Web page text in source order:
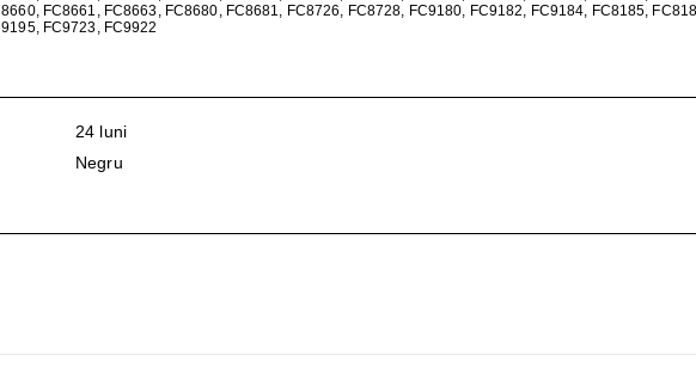
CAMERE SUPRAVEGHERE
FC8661, FC8663, FC8680, FC8681, FC8726, FC8728, FC9180, FC9182, FC9184, FC8185,
FC9723, FC9922
24 luni
Negru